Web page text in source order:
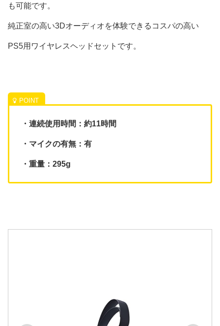
も可能です。
純正室の高い3Dオーディオを体験できるコスパの高い
PS5用ワイヤレスヘッドセットです。
・連続使用時間：約11時間
・マイクの有無：有
・重量：295g